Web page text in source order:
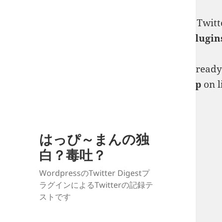
: Creation of dynamic property
man.jp/public_html/twitter/wp-content/
: Constant WP_DEBUG_DISPLAY
man.jp/public_html/twitter/wp-config.php on
はっぴ～まんの独
白？毒吐？
WordpressのTwitter Digestプ
ラグインによるTwitterの記録テ
ストです